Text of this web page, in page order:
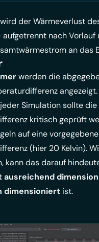
wird der Wärmeverlust
nach Vorlauf
an das
werden die
angezeigt.
Simulation sollte die
kritisch geprüft
auf eine vorgegebene
(hier 20 Kelvin).
kann das darauf
ausreichend
dimensioniert ist.